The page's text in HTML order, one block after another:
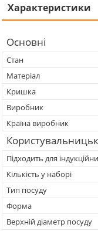
Характеристики
Основні
Стан
Матеріал
Кришка
Виробник
Країна виробник
Підходить для
Кількість у наборі
Тип посуду
Форма
Верхній діаметр посуду